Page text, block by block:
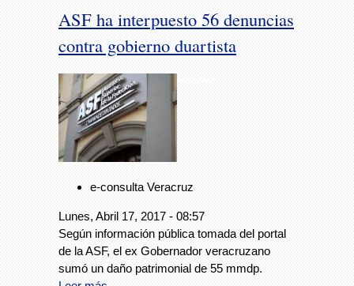
ASF ha interpuesto 56 denuncias
contra gobierno duartista
e-consulta Veracruz
Lunes, Abril 17, 2017 - 08:57
Según información pública tomada del portal
de la ASF, el ex Gobernador veracruzano
sumó un daño patrimonial de 55 mmdp.